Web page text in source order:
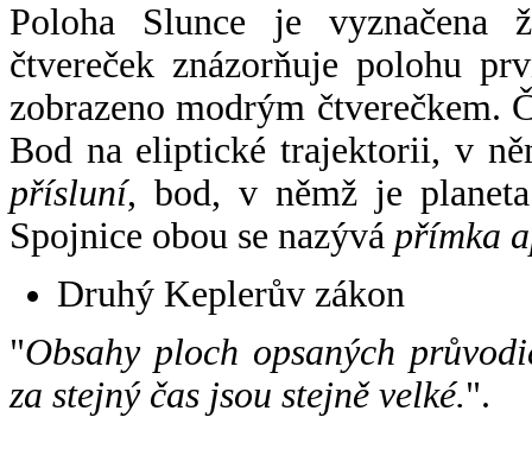
Poloha Slunce je vyznačena
čtvereček znázorňuje polohu
zobrazeno modrým čtverečkem.
Bod na eliptické trajektorii, v
přísluní, bod, v němž je
Spojnice obou se nazývá přímka
Druhý Keplerův zákon
"Obsahy ploch opsaných
za stejný čas jsou stejně velké.".